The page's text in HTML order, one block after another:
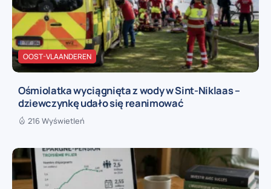
OOST-VLAANDEREN
Ośmiolatka wyciągnięta z wody w Sint-Niklaas –
dziewczynkę udało się reanimować
216 Wyświetleń